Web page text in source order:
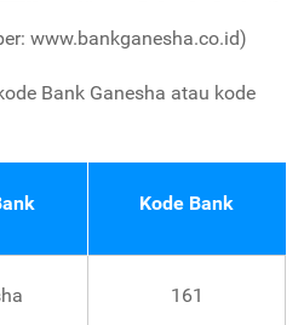
www.bankganesha.co.id)
Bank Ganesha atau kode
Kode Bank
161